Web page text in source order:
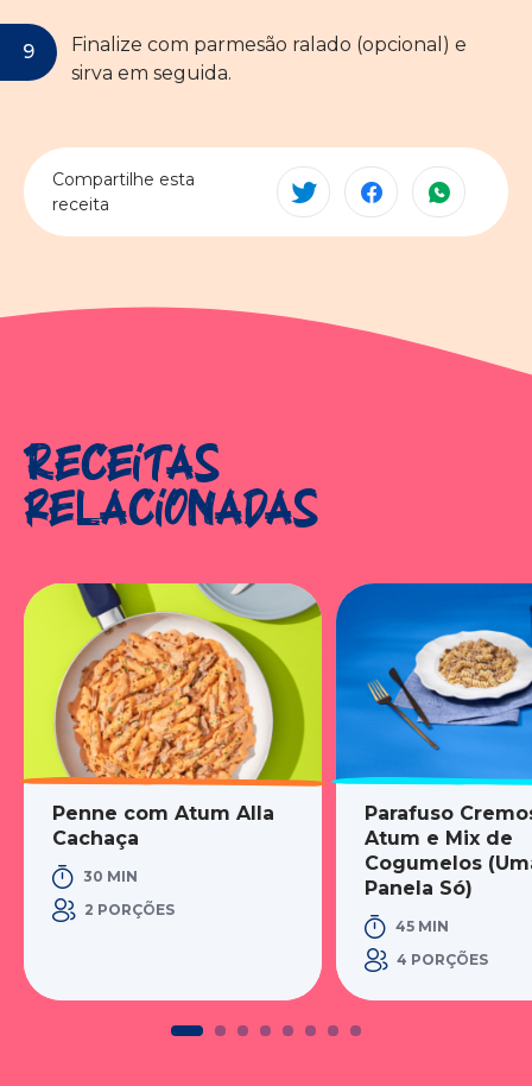
Finalize com parmesão ralado (opcional) e
sirva em seguida.
Compartilhe esta
receita
Receitas
relacionadas
Penne com Atum Alla
Cachaça
30 MIN
2 PORÇÕES
Parafuso
Atum e Mix de
Cogumelos
Panela Só)
45 MIN
4 PORÇÕES